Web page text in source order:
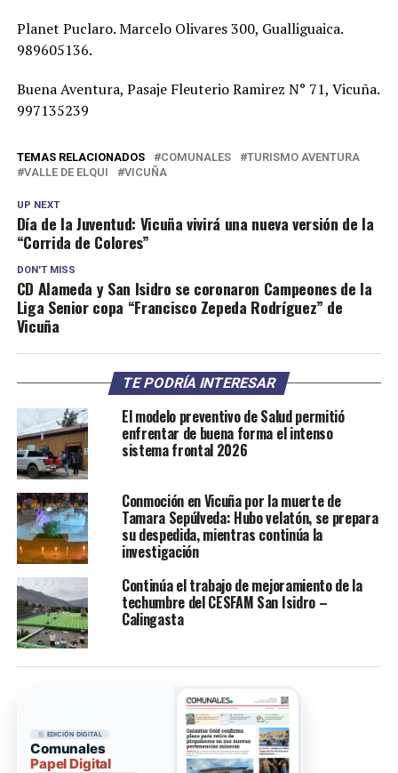
Planet Puclaro. Marcelo Olivares 300, Gualliguaica.
989605136.
Buena Aventura, Pasaje Fleuterio Ramirez N° 71, Vicuña.
997135239
TEMAS RELACIONADOS COMUNALES
TURISMO AVENTURA
VALLE DE ELQUI
VICUÑA
UP NEXT
Día de la Juventud: Vicuña vivirá una nueva versión de la
“Corrida de Colores”
DON'T MISS
CD Alameda y San Isidro se coronaron Campeones de la
Liga Senior copa “Francisco Zepeda Rodríguez” de
Vicuña
TE PODRÍA INTERESAR
El modelo preventivo de Salud permitió
enfrentar de buena forma el intenso
sistema frontal 2026
Conmoción en Vicuña por la muerte de
Tamara Sepúlveda: Hubo velatón, se prepara
su despedida, mientras continúa la
investigación
Continúa el trabajo de mejoramiento de la
techumbre del CESFAM San Isidro –
Calingasta
EDICIÓN DIGITAL
Comunales
Papel Digital